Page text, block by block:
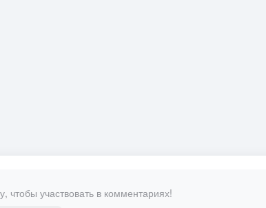
чтобы участвовать в комментариях!